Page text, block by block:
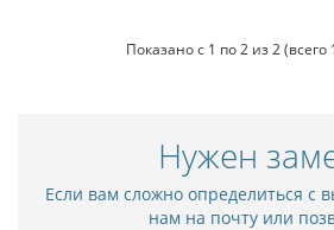
Показано с 1 по 2 из 2 (всего
Нужен
Если вам сложно определиться с
нам на почту или